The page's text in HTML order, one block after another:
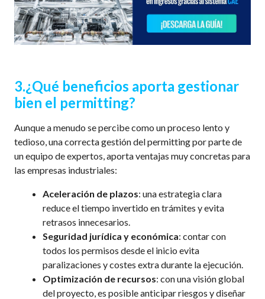
3.¿Qué beneficios aporta gestionar
bien el permitting?
Aunque a menudo se percibe como un proceso lento y
tedioso,una correcta gestión delpermittingpor parte de
un equipo de expertos, aporta ventajasmuy concretas para
las empresas industriales:
Aceleración de plazos: una estrategia clara
reduce el tiempo invertido en trámites y evita
retrasos innecesarios.
Seguridad jurídica y económica: contar con
todos los permisos desde el inicio evita
paralizaciones y costes extra durante la ejecución.
Optimización de recursos: con una visión global
del proyecto, es posible anticipar riesgos y diseñar